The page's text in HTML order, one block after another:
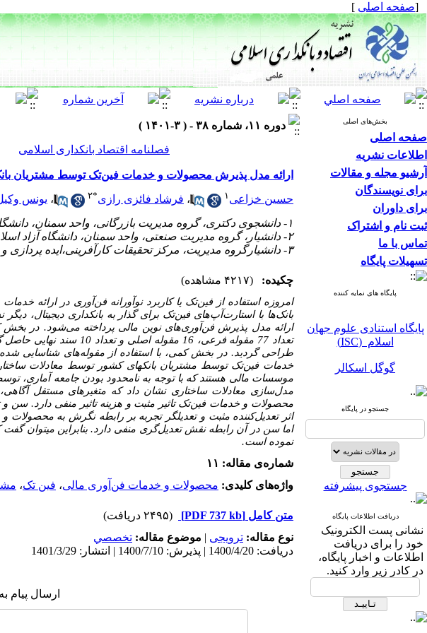
[صفحه اصلی ]
بخش‌های اصلی
صفحه اصلی
اطلاعات نشریه
آرشیو مجله و مقالات
برای نویسندگان
برای داوران
ثبت نام و اشتراک
تماس با ما
تسهیلات پایگاه
پایگاه های نمایه کننده
پایگاه استنادی علوم جهان
اسلام (ISC)
گوگل اسکالر
نورمگز
سیویلیکا
پایگاه استنادی علوم جهان
اسلام (ISC)
گوگل اسکالر
مگ ایران
جستجو در پایگاه
جستجوی پیشرفته
دریافت اطلاعات پایگاه
نشانی پست الکترونیک
خود را برای دریافت
اطلاعات و اخبار پایگاه،
در کادر زیر وارد کنید.
دوره ۱۱، شماره ۳۸ - ( ۳-۱۴۰۱ )
فصلنامه اقتصاد بانکداری اسلامی
ارائه مدل پذیرش محصولات و خدمات فین‌تک توسط مشتریان
حسین خزاعی ۱ ، فرشاد فائزی رازی*۲ ، یونس وکیل
۱- دانشجوی دکتری، گروه مدیریت بازرگانی، واحد سمنان، دانشگاه آزاد اسلامی، سمنان، ایران.
۲- دانشیار، گروه مدیریت صنعتی، واحد سمنان، دانشگاه آزاد اسلامی، سمنان، ایران (نویسنده مسئول) ،
۳- دانشیارگروه مدیریت، مرکز تحقیقات کارآفرینی،ایده پردازی و تجاری سازی، واحد سمنان، دانشگاه آزاد اسلامی، سمنان، ایران.
چکیده: (۴۲۱۷ مشاهده)
امروزه استفاده از فین‌تک یا کاربرد نوآورانه فن‌آوری در ارائه
بانک‌ها با استارت‌آپ‌های فین‌تک برای گذار به بانکداری دیجیتال،
ارائه مدل پذیرش فن‌آوری‌های نوین مالی پرداخته می‌شود. در بخش
تعداد 77 مقوله فرعی،
طراحی گردید. در بخش کمی، با استفاده از مقوله‌های شناسایی
خدمات فین‌تک توسط مشتریان بانک­های کشور توسط معادلات
مدل‌سازی معادلات ساختاری نشان داد که متغیرهای مستقل
محصولات و خدمات فین‌تک تاثیر مثبت و هزینه تاثیر منفی دارد.سن و
اثر تعدیل‌کننده مثبت و تعدیلگر تجربه بر رابطه نگرش به
اما سن در آن رابطه نقش تعدیل‌گری منفی دارد.بنابراین می­توان
نموده است.
شماره‌ی مقاله: ۱۱
واژه‌های کلیدی: محصولات و خدمات فن‌آوری مالی، فین تک،
متن کامل [PDF 737 kb]
(۲۴۹۵ دریافت)
نوع مقاله: ترویجی | موضوع مقاله: تخصصي
دریافت: 1400/4/20 | پذیرش: 1400/7/10 | انتشار: 1401/3/29
ارسال پیام